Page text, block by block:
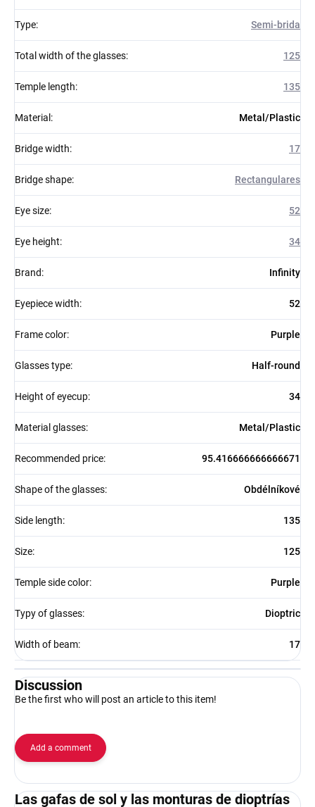
Type: Semi-brida
Total width of the glasses: 125
Temple length: 135
Material : Metal/Plastic
Bridge width: 17
Bridge shape: Rectangulares
Eye size: 52
Eye height: 34
Brand: Infinity
Eyepiece width: 52
Frame color: Purple
Glasses type: Half-round
Height of eyecup: 34
Material glasses: Metal/Plastic
Recommended price: 95.416666666666671
Shape of the glasses: Obdélníkové
Side length: 135
Size: 125
Temple side color: Purple
Typy of glasses: Dioptric
Width of beam: 17
Discussion
Be the first who will post an article to this item!
Add a comment
Las gafas de sol y las monturas de dioptrías